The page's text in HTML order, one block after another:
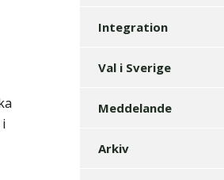
i
Integration
Val i Sverige
Meddelande
Arkiv